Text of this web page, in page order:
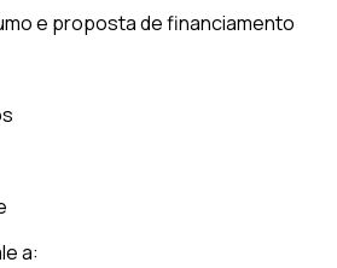
e proposta de financiamento
a: